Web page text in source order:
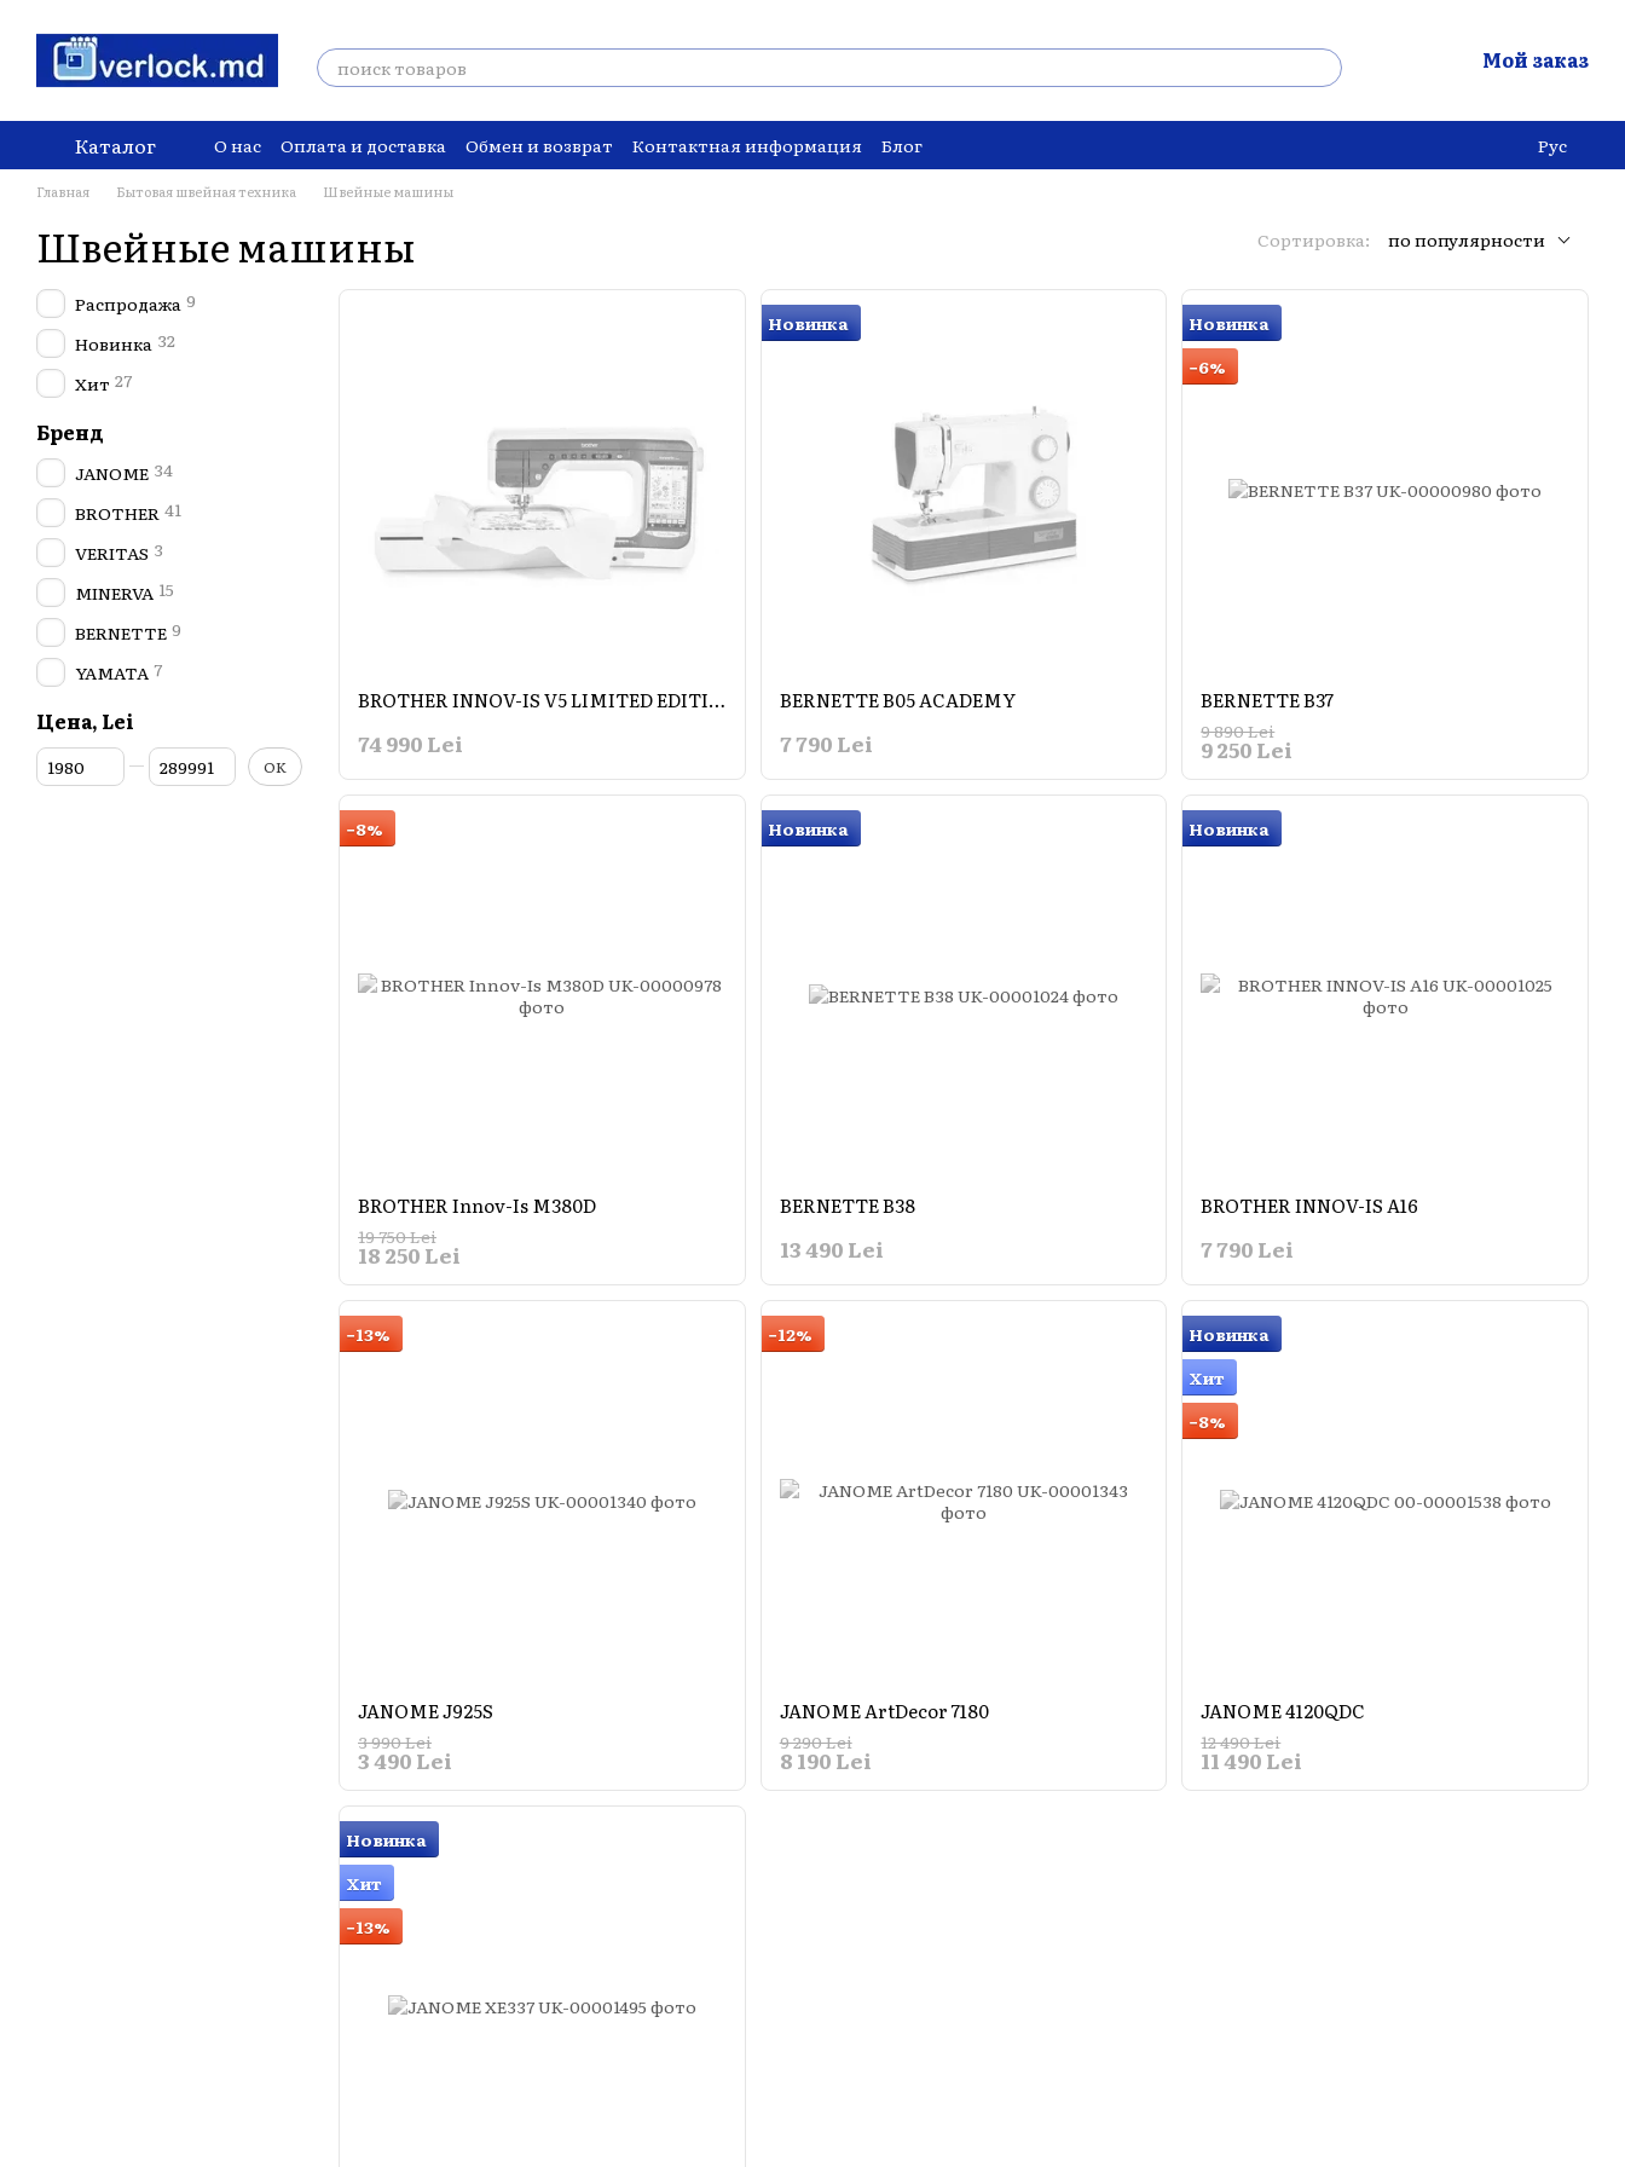
Мой заказ
Каталог О нас Оплата и доставка Обмен и возврат Контактная информация Блог Рус
Главная Бытовая швейная техника Швейные машины
Швейные машины Сортировка: по популярности
BROTHER INNOV-IS V5 LIMITED EDITION
74 990 Lei
Новинка
BERNETTE B05 ACADEMY
7 790 Lei
Новинка
−6%
BERNETTE B37
9 890 Lei
9 250 Lei
−8%
BROTHER Innov-Is M380D
19 750 Lei
18 250 Lei
Новинка
BERNETTE B38
13 490 Lei
Новинка
BROTHER INNOV-IS A16
7 790 Lei
−13%
JANOME J925S
3 990 Lei
3 490 Lei
−12%
JANOME ArtDecor 7180
9 290 Lei
8 190 Lei
Новинка
Хит
−8%
JANOME 4120QDC
12 490 Lei
11 490 Lei
Новинка
Хит
−13%
Распродажа 9
Новинка 32
Хит 27
Бренд
JANOME 34
BROTHER 41
VERITAS 3
MINERVA 15
BERNETTE 9
YAMATA 7
Цена, Lei
От Цена, Lei
До Цена, Lei OK